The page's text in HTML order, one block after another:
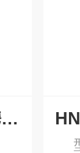
HNAG900-Ar-F便携式氩气气体检测仪